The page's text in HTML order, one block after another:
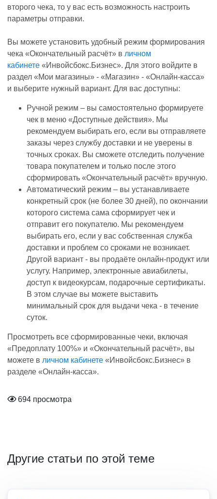
второго чека, то у вас есть возможность настроить
параметры отправки.
Вы можете установить удобный режим формирования
чека «Окончательный расчёт» в личном
кабинете «Инвойсбокс.Бизнес». Для этого войдите в
раздел «Мои магазины» - «Магазин» - «Онлайн-касса»
и выберите нужный вариант. Для вас доступны:
Ручной режим – вы самостоятельно формируете
чек в меню «Доступные действия». Мы
рекомендуем выбирать его, если вы отправляете
заказы через службу доставки и не уверены в
точных сроках. Вы сможете отследить получение
товара покупателем и только после этого
сформировать «Окончательный расчёт» вручную.
Автоматический режим – вы устанавливаете
конкретный срок (не более 30 дней), по окончании
которого система сама сформирует чек и
отправит его покупателю. Мы рекомендуем
выбирать его, если у вас собственная служба
доставки и проблем со сроками не возникает.
Другой вариант - вы продаёте онлайн-продукт или
услугу. Например, электронные авиабилеты,
доступ к видеокурсам, подарочные сертификаты.
В этом случае вы можете выставить
минимальный срок для выдачи чека - в течение
суток.
Просмотреть все сформированные чеки, включая
«Предоплату 100%» и «Окончательный расчёт», вы
можете в личном кабинете «Инвойсбокс.Бизнес» в
разделе «Онлайн-касса».
694 просмотра
Другие статьи по этой теме